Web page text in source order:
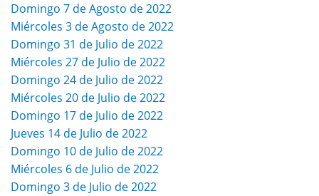
Domingo 7 de Agosto de 2022
Miércoles 3 de Agosto de 2022
Domingo 31 de Julio de 2022
Miércoles 27 de Julio de 2022
Domingo 24 de Julio de 2022
Miércoles 20 de Julio de 2022
Domingo 17 de Julio de 2022
Jueves 14 de Julio de 2022
Domingo 10 de Julio de 2022
Miércoles 6 de Julio de 2022
Domingo 3 de Julio de 2022